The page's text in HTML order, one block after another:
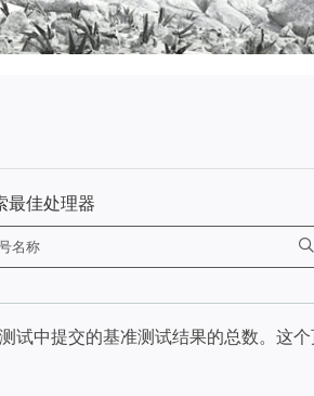
最佳处理器
试中提交的基准测试结果的总数。这